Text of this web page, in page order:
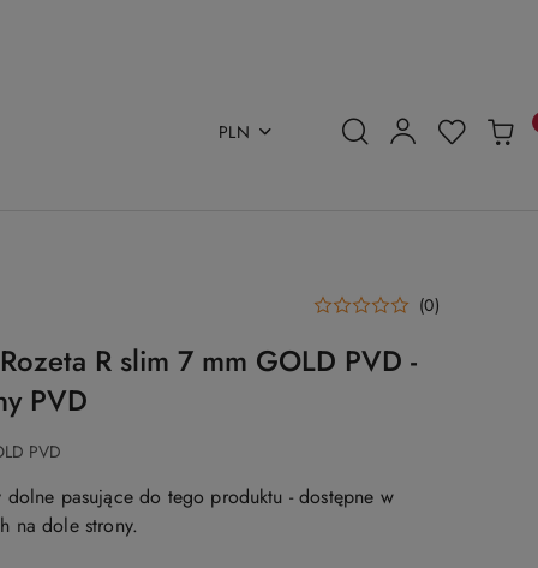
PLN
(0)
R slim 7 mm GOLD PVD -
PVD
PVD
dolne pasujące do tego produktu - dostępne w
na dole strony.